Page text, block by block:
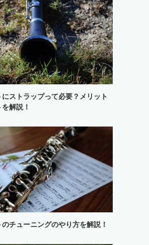
ストラップって必要？メリット
解説！
チューニングのやり方を解説！